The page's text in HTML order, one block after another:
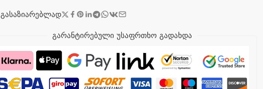
გასაზიარებლად
გარანტირებული უსაფრთხო გადახდა